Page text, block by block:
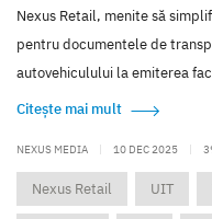
Nexus Retail, menite să
pentru documentele de
autovehiculului la emiterea
Citește mai mult
NEXUS MEDIA | 10 DEC 2025 |
Nexus Retail UIT